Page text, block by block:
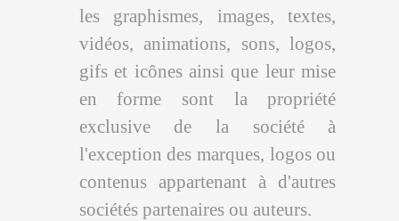
les graphismes, images, textes,
vidéos, animations, sons, logos,
gifs et icônes ainsi que leur mise
en forme sont la propriété
exclusive de la société à
l'exception des marques, logos ou
contenus appartenant à d'autres
sociétés partenaires ou auteurs.